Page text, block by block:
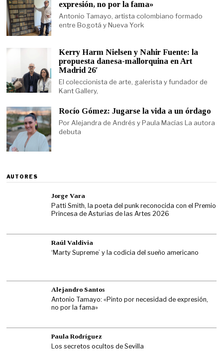
expresión, no por la fama»
Antonio Tamayo, artista colombiano formado
entre Bogotá y Nueva York
Kerry Harm Nielsen y Nahir Fuente: la
propuesta danesa-mallorquina en Art
Madrid 26′
El coleccionista de arte, galerista y fundador de
Kant Gallery,
Rocío Gómez: Jugarse la vida a un órdago
Por Alejandra de Andrés y Paula Macías La autora
debuta
AUTORES
Jorge Vara
Patti Smith, la poeta del punk reconocida con el Premio
Princesa de Asturias de las Artes 2026
Raúl Valdivia
‘Marty Supreme’ y la codicia del sueño americano
Alejandro Santos
Antonio Tamayo: «Pinto por necesidad de expresión,
no por la fama»
Paula Rodríguez
Los secretos ocultos de Sevilla